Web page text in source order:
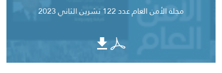
مجلة الأمن العام عدد 122 تشرين الثاني 2023